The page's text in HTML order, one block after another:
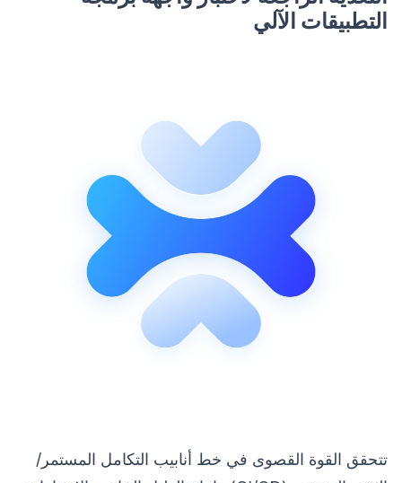
التطبيقات الآلي
تتحقق القوة القصوى في خط أنابيب التكامل المستمر/